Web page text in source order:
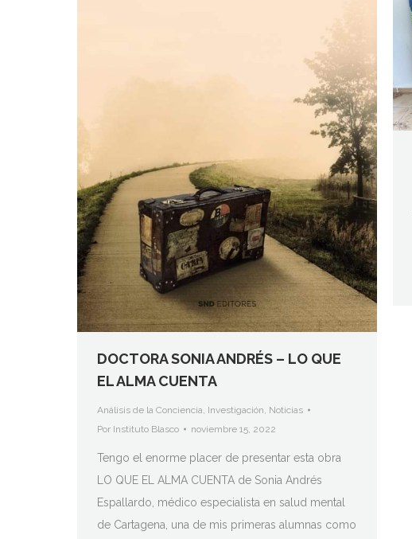
DOCTORA SONIA ANDRÉS – LO QUE
EL ALMA CUENTA
Análisis de la Conciencia Investigación Noticias
Por Instituto Blasco noviembre 15, 2022
Tengo el enorme placer de presentar esta obra
LO QUE EL ALMA CUENTA de Sonia Andrés
Espallardo, médico especialista en salud mental
de Cartagena, una de mis primeras alumnas como